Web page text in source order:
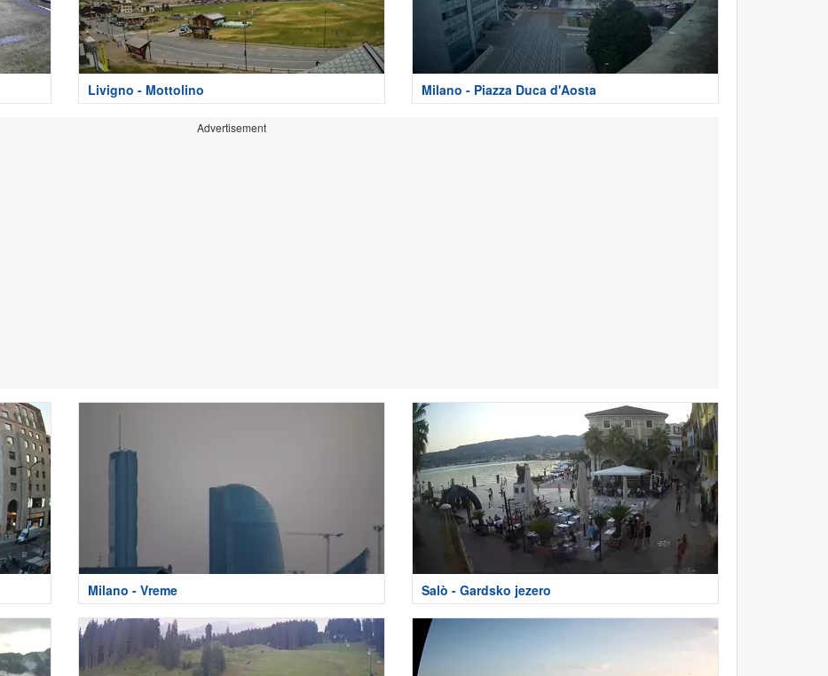
Livigno - Mottolino Milano - Piazza Duca d'Aosta
Advertisement
Milano - Vreme Salò - Gardsko jezero